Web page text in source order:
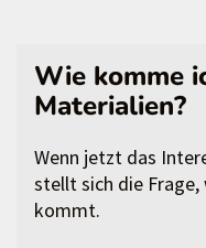
Wie komme
Materialien?
Wenn jetzt das
stellt sich die Frage,
kommt.